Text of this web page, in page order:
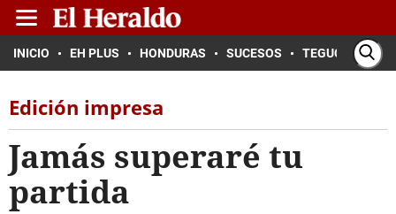
INICIO EH PLUS HONDURAS SUCESOS TEGUCIGALPA
Edición impresa
Jamás superaré tu
partida